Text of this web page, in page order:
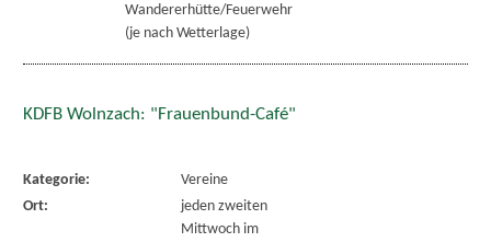
Wandererhütte/Feuerwehr
(je nach Wetterlage)
KDFB Wolnzach: "Frauenbund-Café"
Kategorie:
Vereine
Ort:
jeden zweiten
Mittwoch im